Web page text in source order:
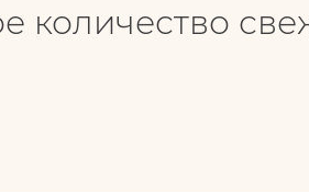
количество